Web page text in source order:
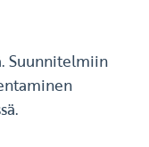
Suunnitelmiin